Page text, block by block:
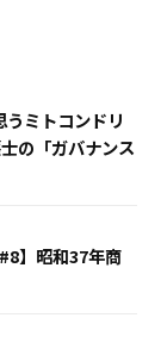
ミトコンドリ
の「ガバナンス
】昭和37年商